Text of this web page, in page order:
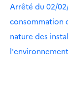
Arrêté du 02/
consommation
nature des